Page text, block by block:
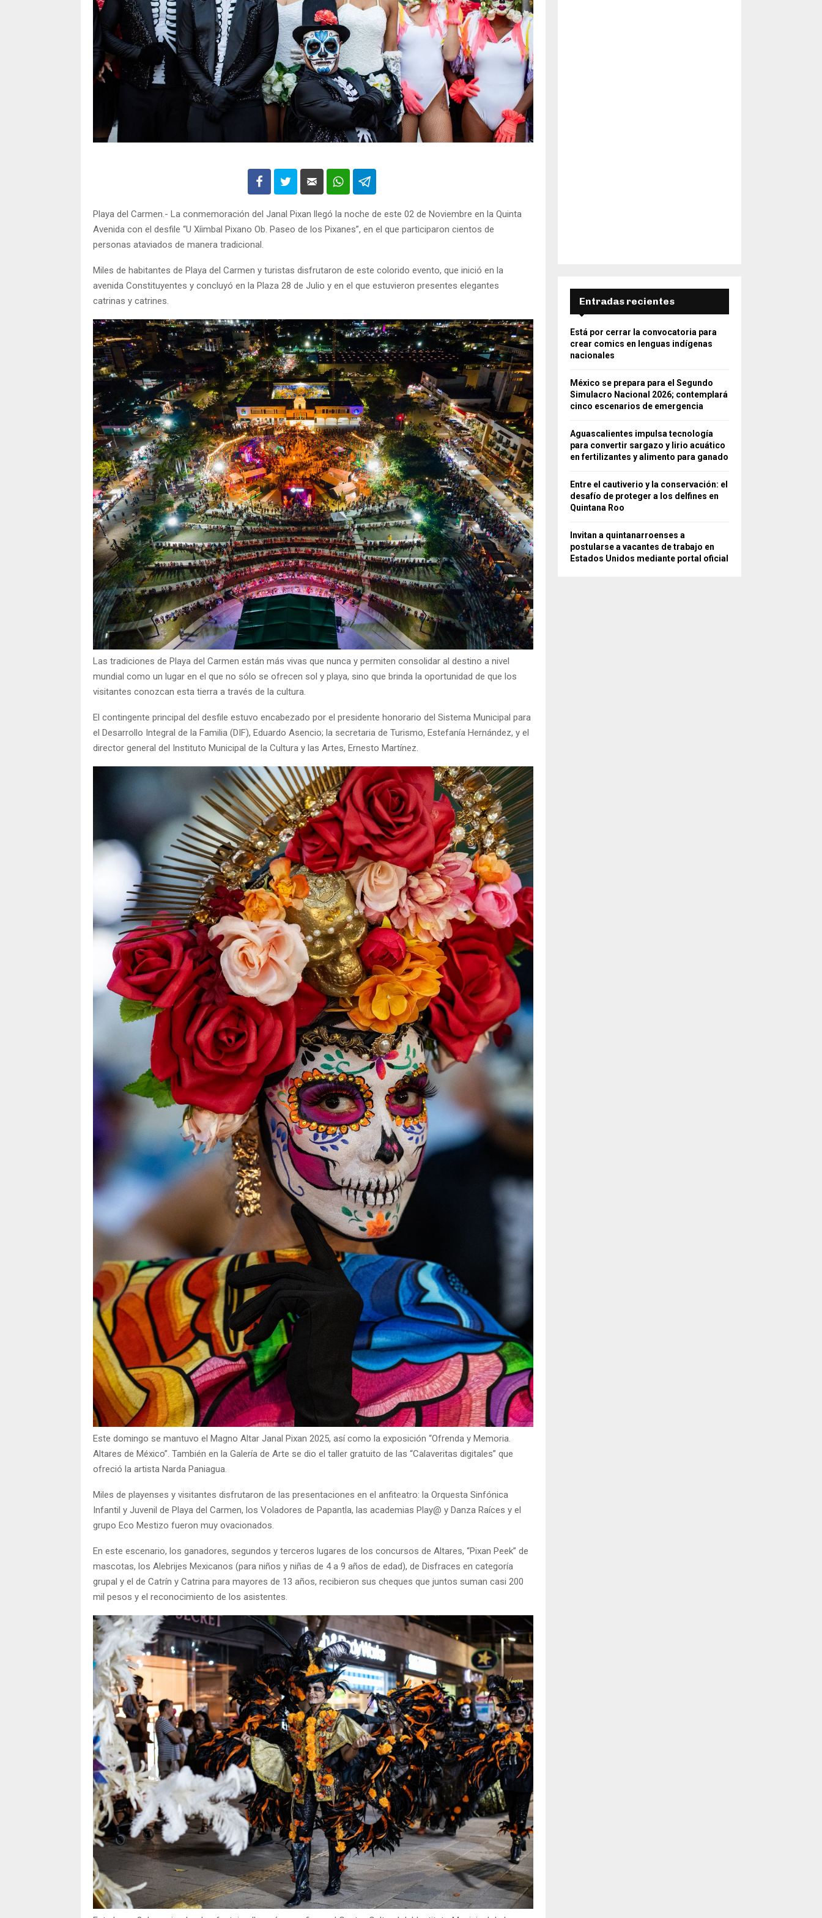
Playa del Carmen.- La conmemoración del Janal Pixan llegó la noche de este 02 de Noviembre en la Quinta
Avenida con el desfile “U Xíimbal Pixano Ob. Paseo de los Pixanes”, en el que participaron cientos de
personas ataviados de manera tradicional.
Miles de habitantes de Playa del Carmen y turistas disfrutaron de este colorido evento, que inició en la
avenida Constituyentes y concluyó en la Plaza 28 de Julio y en el que estuvieron presentes elegantes
catrinas y catrines.
Las tradiciones de Playa del Carmen están más vivas que nunca y permiten consolidar al destino a nivel
mundial como un lugar en el que no sólo se ofrecen sol y playa, sino que brinda la oportunidad de que los
visitantes conozcan esta tierra a través de la cultura.
El contingente principal del desfile estuvo encabezado por el presidente honorario del Sistema Municipal para
el Desarrollo Integral de la Familia (DIF), Eduardo Asencio; la secretaria de Turismo, Estefanía Hernández, y el
director general del Instituto Municipal de la Cultura y las Artes, Ernesto Martínez.
Este domingo se mantuvo el Magno Altar Janal Pixan 2025, así como la exposición “Ofrenda y Memoria.
Altares de México”. También en la Galería de Arte se dio el taller gratuito de las “Calaveritas digitales” que
ofreció la artista Narda Paniagua.
Miles de playenses y visitantes disfrutaron de las presentaciones en el anfiteatro: la Orquesta Sinfónica
Infantil y Juvenil de Playa del Carmen, los Voladores de Papantla, las academias Play@ y Danza Raíces y el
grupo Eco Mestizo fueron muy ovacionados.
En este escenario, los ganadores, segundos y terceros lugares de los concursos de Altares, “Pixan Peek” de
mascotas, los Alebrijes Mexicanos (para niños y niñas de 4 a 9 años de edad), de Disfraces en categoría
grupal y el de Catrín y Catrina para mayores de 13 años, recibieron sus cheques que juntos suman casi 200
mil pesos y el reconocimiento de los asistentes.
Entradas recientes
Está por cerrar la convocatoria para
crear comics en lenguas indígenas
nacionales
México se prepara para el Segundo
Simulacro Nacional 2026; contemplará
cinco escenarios de emergencia
Aguascalientes impulsa tecnología
para convertir sargazo y lirio acuático
en fertilizantes y alimento para ganado
Entre el cautiverio y la conservación: el
desafío de proteger a los delfines en
Quintana Roo
Invitan a quintanarroenses a
postularse a vacantes de trabajo en
Estados Unidos mediante portal oficial